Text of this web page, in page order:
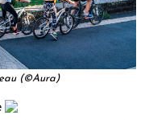
(©Aura)